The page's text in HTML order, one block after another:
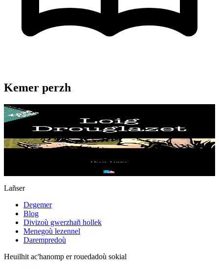
Kemer perzh
11 vloaz hag ouzhpenn
Loig Drouglazet
Loig Drouglazet a zo marv en ur redek. Ha drouklazhet e vefe bet ?
Lañser
Degemer
Blog
Divizoù gwerzhañ hollek
Menegoù lezennel
Darempredoù
Heuilhit ac'hanomp er rouedadoù sokial